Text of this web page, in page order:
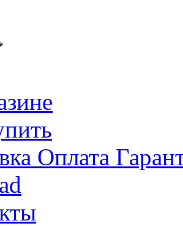
Оплата